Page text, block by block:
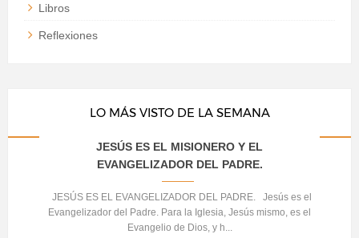
Libros
Reflexiones
LO MÁS VISTO DE LA SEMANA
JESÚS ES EL MISIONERO Y EL
EVANGELIZADOR DEL PADRE.
JESÚS ES EL EVANGELIZADOR DEL PADRE. Jesús es el
Evangelizador del Padre. Para la Iglesia, Jesús mismo, es el
Evangelio de Dios, y h...